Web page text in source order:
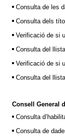
Consulta de les
Consulta dels
Verificació de si
Consulta del
Verificació de si
Consulta del
Consell General
Consulta
Consulta de